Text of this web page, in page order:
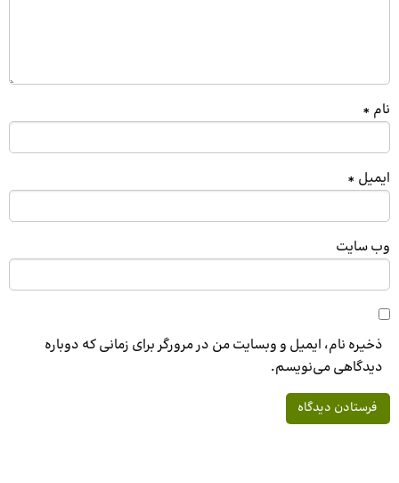
نام *
ایمیل *
وب‌ سایت
ذخیره نام، ایمیل و وبسایت من در مرورگر برای زمانی که دوباره
دیدگاهی می‌نویسم.